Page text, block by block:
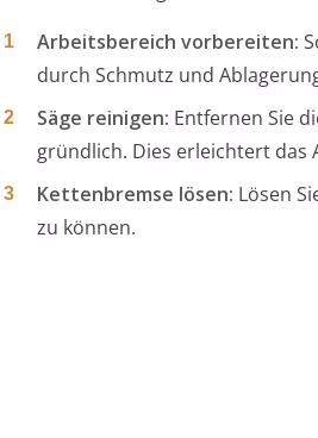
Arbeitsbereich vorbereiten:
durch Schmutz und
Säge reinigen: Entfernen Sie
gründlich. Dies erleichtert
Kettenbremse lösen: Lösen
zu können.